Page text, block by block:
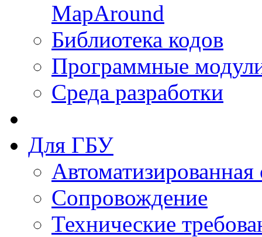
MapAround
Библиотека кодов
Программные
Среда разработки
Для ГБУ
Сопровождение
Технические